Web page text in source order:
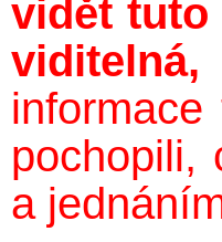
vidět tuto
pochopili,
a